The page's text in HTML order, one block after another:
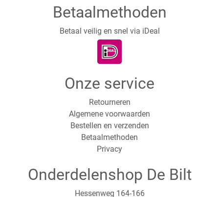
Betaalmethoden
Betaal veilig en snel via iDeal
Onze service
Retourneren
Algemene voorwaarden
Bestellen en verzenden
Betaalmethoden
Privacy
Onderdelenshop De Bilt
Hessenweg 164-166